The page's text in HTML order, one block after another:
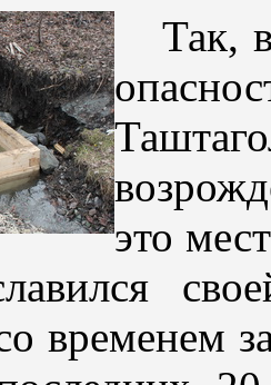
Так,
это
временем